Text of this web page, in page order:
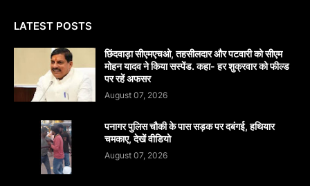
LATEST POSTS
छिंदवाड़ा सीएमएचओ, तहसीलदार और पटवारी को सीएम
मोहन यादव ने किया सस्पेंड. कहा- हर शुक्रवार को फील्ड
पर रहें अफसर
August 07, 2026
पनागर पुलिस चौकी के पास सड़क पर दबंगई, हथियार
चमकाए, देखें वीडियो
August 07, 2026